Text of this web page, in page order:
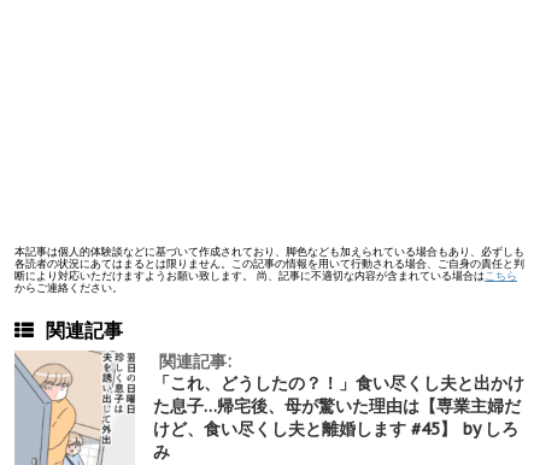
本記事は個人的体験談などに基づいて作成されており、脚色なども加えられている場合もあり、必ずしも
各読者の状況にあてはまるとは限りません。この記事の情報を用いて行動される場合、ご自身の責任と判
断により対応いただけますようお願い致します。 尚、記事に不適切な内容が含まれている場合は こちら
からご連絡ください。
関連記事
関連記事:
「これ、どうしたの？！」食い尽くし夫と出かけ
た息子…帰宅後、母が驚いた理由は【専業主婦だ
けど、食い尽くし夫と離婚します #45】 by しろ
み